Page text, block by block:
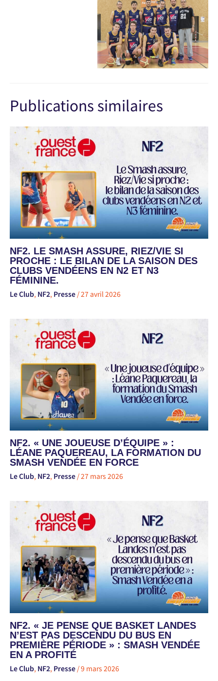
Publications similaires
NF2. LE SMASH ASSURE, RIEZ/VIE SI
PROCHE : LE BILAN DE LA SAISON DES
CLUBS VENDÉENS EN N2 ET N3
FÉMININE.
Le Club, NF2, Presse /27 avril 2026
NF2. « UNE JOUEUSE D’ÉQUIPE » :
LÉANE PAQUEREAU, LA FORMATION DU
SMASH VENDÉE EN FORCE
Le Club, NF2, Presse /27 mars 2026
NF2. « JE PENSE QUE BASKET LANDES
N’EST PAS DESCENDU DU BUS EN
PREMIÈRE PÉRIODE » : SMASH VENDÉE
EN A PROFITÉ
Le Club, NF2, Presse /9 mars 2026